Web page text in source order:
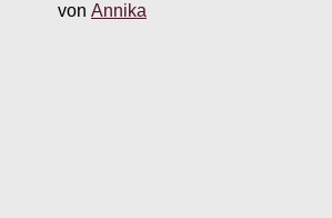
von Annika